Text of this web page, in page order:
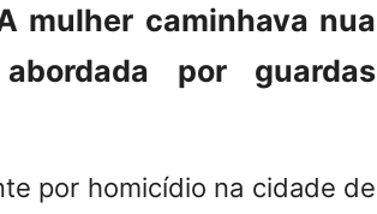
mulher caminhava nua
por guardas
por homicídio na cidade de